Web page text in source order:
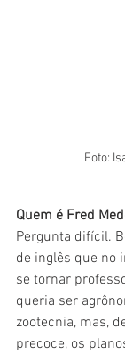
Foto:
Quem é Fred
Pergunta difícil.
de inglês que no
se tornar
queria ser
zootecnia, mas,
precoce, os